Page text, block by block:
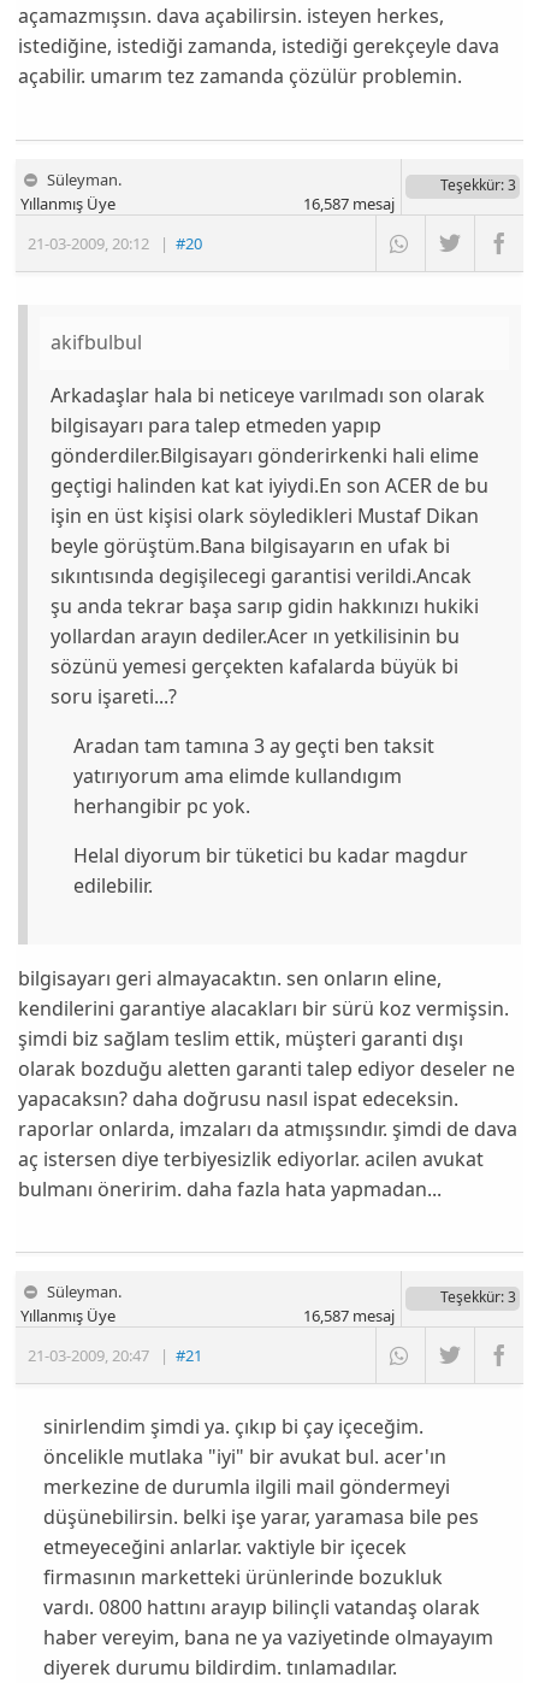
açamazmışsın. dava açabilirsin. isteyen herkes,
istediğine, istediği zamanda, istediği gerekçeyle dava
açabilir. umarım tez zamanda çözülür problemin.
Süleyman.
21-03-2009,20:12 |#20
Yıllanmış Üye
Teşekkür: 3
16,587mesaj
akifbulbul
Arkadaşlar hala bi neticeye varılmadı son olarak
bilgisayarı para talep etmeden yapıp
gönderdiler.Bilgisayarı gönderirkenki hali elime
geçtigi halinden kat kat iyiydi.En son ACER de bu
işin en üst kişisi olark söyledikleri Mustaf Dikan
beyle görüştüm.Bana bilgisayarın en ufak bi
sıkıntısında degişilecegi garantisi verildi.Ancak
şu anda tekrar başa sarıp gidin hakkınızı hukiki
yollardan arayın dediler.Acer ın yetkilisinin bu
sözünü yemesi gerçekten kafalarda büyük bi
soru işareti...?
Aradan tam tamına 3 ay geçti ben taksit
yatırıyorum ama elimde kullandıgım
herhangibir pc yok.
Helal diyorum bir tüketici bu kadar magdur
edilebilir.
bilgisayarı geri almayacaktın. sen onların eline,
kendilerini garantiye alacakları bir sürü koz vermişsin.
şimdi biz sağlam teslim ettik, müşteri garanti dışı
olarak bozduğu aletten garanti talep ediyor deseler ne
yapacaksın? daha doğrusu nasıl ispat edeceksin.
raporlar onlarda, imzaları da atmışsındır. şimdi de dava
aç istersen diye terbiyesizlik ediyorlar. acilen avukat
bulmanı öneririm. daha fazla hata yapmadan...
Süleyman.
21-03-2009,20:47 |#21
Yıllanmış Üye
Teşekkür: 3
16,587mesaj
sinirlendim şimdi ya. çıkıp bi çay içeceğim.
öncelikle mutlaka "iyi" bir avukat bul. acer'ın
merkezine de durumla ilgili mail göndermeyi
düşünebilirsin. belki işe yarar, yaramasa bile pes
etmeyeceğini anlarlar. vaktiyle bir içecek
firmasının marketteki ürünlerinde bozukluk
vardı. 0800 hattını arayıp bilinçli vatandaş olarak
haber vereyim, bana ne ya vaziyetinde olmayayım
diyerek durumu bildirdim. tınlamadılar.